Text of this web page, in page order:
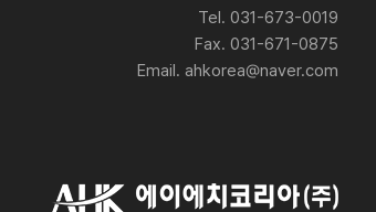
Tel. 031-673-0019
Fax. 031-671-0875
Email. ahkorea@naver.com